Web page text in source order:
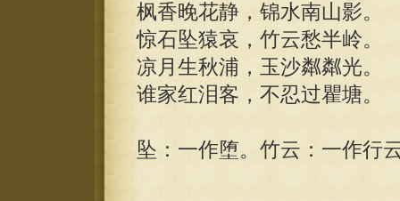
枫香晚花静，锦水南山影。
惊石坠猿哀，竹云愁半岭。
凉月生秋浦，玉沙粼粼光。
谁家红泪客，不忍过瞿塘。
坠：一作堕。竹云：一作行